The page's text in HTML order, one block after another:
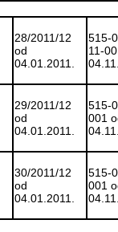
28/2011/12
od
04.01.2011.
515-
11-
29/2011/12
od
04.01.2011.
515-
001
30/2011/12
od
04.01.2011.
515-
001